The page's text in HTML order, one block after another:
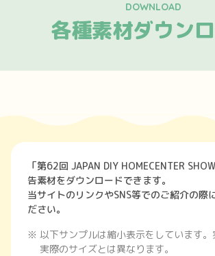
DOWNLOAD
各種素材ダウン
「第62回 JAPAN DIY HOMECENTER
告素材をダウンロードできます。
当サイトのリンクやSNS等でのご紹介の際
ださい。
以下サンプルは縮小表示をしています
実際のサイズとは異なります。